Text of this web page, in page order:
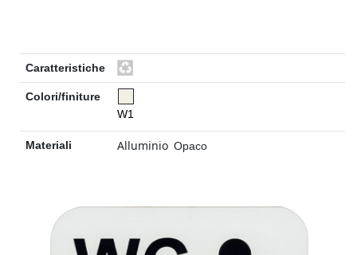
Caratteristiche
Colori/finiture
W1
Materiali Alluminio Opaco